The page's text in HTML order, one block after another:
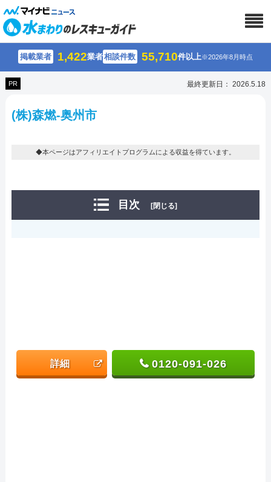
掲載業者 1,422業者相談件数 55,710件以上※2026年8月時点
PR 最終更新日： 2026.5.18
(株)森燃-奥州市
◆本ページはアフィリエイトプログラムによる収益を得ています。
目次 [閉じる]
詳細 0120-091-026